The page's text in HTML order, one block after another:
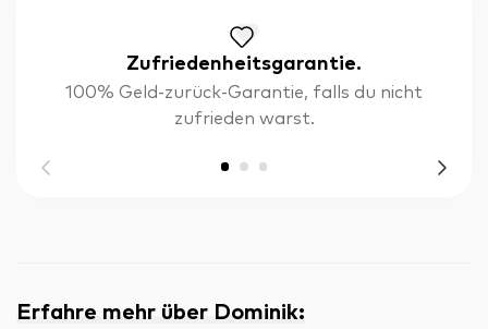
Zufriedenheitsgarantie.
100% Geld-zurück-Garantie, falls du nicht
zufrieden warst.
Erfahre mehr über Dominik: